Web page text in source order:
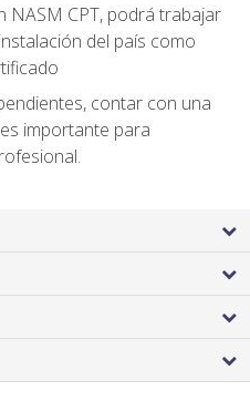
NASM CPT, podrá trabajar
del país como
contar con una
importante para